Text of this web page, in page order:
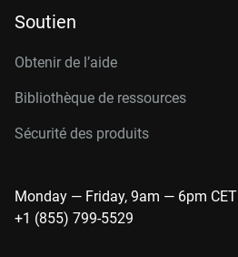
Soutien
Obtenir de l’aide
Bibliothèque de ressources
Sécurité des produits
Monday — Friday, 9am — 6pm CET
+1 (855) 799-5529